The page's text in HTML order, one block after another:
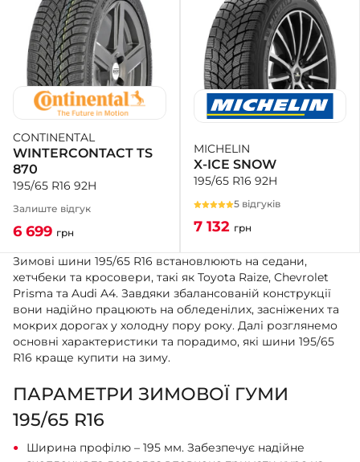
+38 (098) 911-911-0
- на Тополі
+38 (098) 911-911-4
- на Калиновій
+38 (077) 7-184-184
- Донецьке шосе
- Щепкіна
+38 (099)-643-33-77
- Тополь
+38 (068)-923-74-19
- Калинова
CONTINENTAL
WINTERCONTACT TS
870
195/65 R16 92H
Залиште відгук
6 699 грн
MICHELIN
X-ICE SNOW
195/65 R16 92H
5 відгуків
7 132 грн
Зимові шини 195/65 R16 встановлюють на седани,
хетчбеки та кросовери, такі як Toyota Raize, Chevrolet
Prisma та Audi A4. Завдяки збалансованій конструкції
вони надійно працюють на обледенілих, засніжених та
мокрих дорогах у холодну пору року. Далі розглянемо
основні характеристики та порадимо, які шини 195/65
R16 краще купити на зиму.
ПАРАМЕТРИ ЗИМОВОЇ ГУМИ
195/65 R16
Ширина профілю – 195 мм. Забезпечує надійне